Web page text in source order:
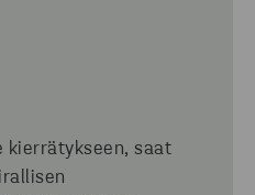
kierrätykseen, saat